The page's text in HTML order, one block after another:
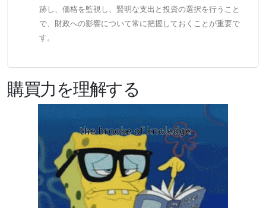
跡し、価格を監視し、賢明な支出と投資の選択を行うこと
で、財政への影響について常に把握しておくことが重要で
す。
購買力を理解する